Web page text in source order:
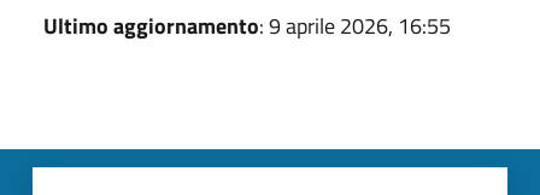
Ultimo aggiornamento: 9 aprile 2026, 16:55